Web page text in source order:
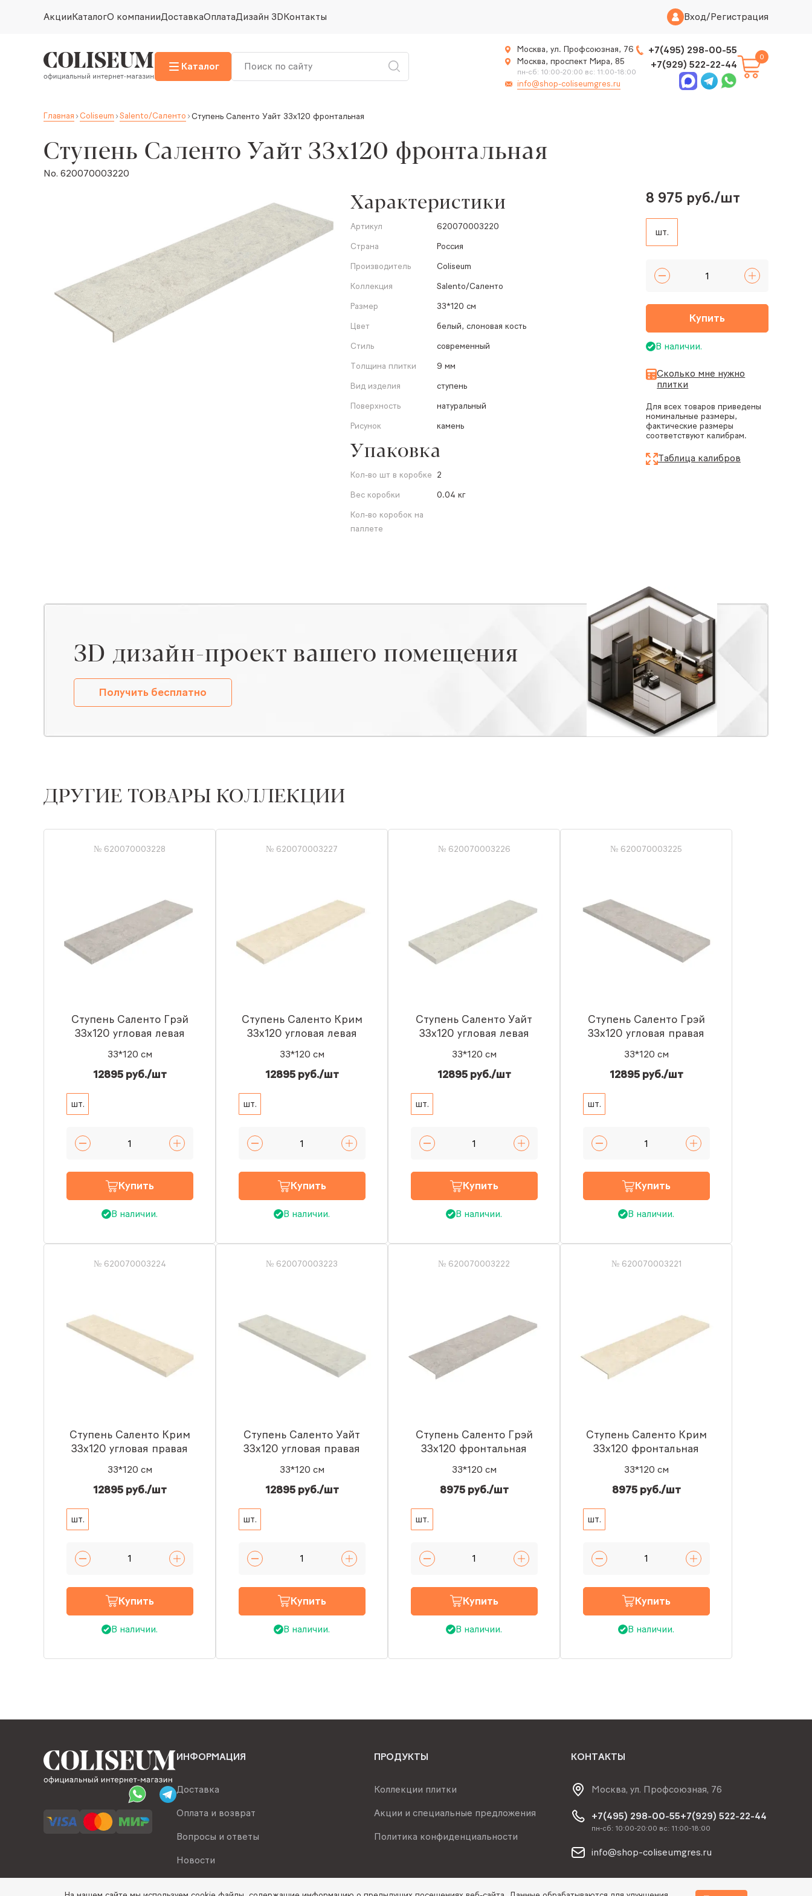
АкцииКаталогО компанииДоставкаОплатаДизайн 3DКонтакты Вход/Регистрация
Каталог
Москва, ул. Профсоюзная, 76
Москва, проспект Мира, 85
пн-сб: 10:00-20:00 вс: 11:00-18:00
info@shop-coliseumgres.ru
+7(495) 298-00-55
+7(929) 522-22-44
0
Главная Coliseum Salento/Саленто Ступень Саленто Уайт 33x120 фронтальная
Ступень Саленто Уайт 33x120 фронтальная
No. 620070003220
Характеристики
Артикул
620070003220
Страна
Россия
Производитель
Coliseum
Коллекция
Salento/Саленто
Размер
33*120 см
Цвет
белый, слоновая кость
Стиль
современный
Толщина плитки
9 мм
Вид изделия
ступень
Поверхность
натуральный
Рисунок
камень
Упаковка
Кол-во шт в коробке 2
Вес коробки
0.04 кг
Кол-во коробок на
паллете
8 975 руб./шт
шт.
Купить
В наличии.
Сколько мне нужно
плитки
Для всех товаров приведены
номинальные размеры,
фактические размеры
соответствуют калибрам.
Таблица калибров
ЗD дизайн-проект вашего помещения
Получить бесплатно
ДРУГИЕ ТОВАРЫ КОЛЛЕКЦИИ
№ 620070003228
Ступень Саленто Грэй
33x120 угловая левая
33*120 см
12895 руб./шт
шт.
Купить
В наличии.
№ 620070003227
Ступень Саленто Крим
33x120 угловая левая
33*120 см
12895 руб./шт
шт.
Купить
В наличии.
№ 620070003226
Ступень Саленто Уайт
33x120 угловая левая
33*120 см
12895 руб./шт
шт.
Купить
В наличии.
№ 620070003225
Ступень Саленто Грэй
33x120 угловая правая
33*120 см
12895 руб./шт
шт.
Купить
В наличии.
№ 620070003224
Ступень Саленто Крим
33x120 угловая правая
33*120 см
12895 руб./шт
шт.
Купить
В наличии.
№ 620070003223
Ступень Саленто Уайт
33x120 угловая правая
33*120 см
12895 руб./шт
шт.
Купить
В наличии.
№ 620070003222
Ступень Саленто Грэй
33x120 фронтальная
33*120 см
8975 руб./шт
шт.
Купить
В наличии.
№ 620070003221
Ступень Саленто Крим
33x120 фронтальная
33*120 см
8975 руб./шт
шт.
Купить
В наличии.
ИНФОРМАЦИЯ
Доставка
Оплата и возврат
Вопросы и ответы
Новости
ПРОДУКТЫ
Коллекции плитки
Акции и специальные предложения
Политика конфиденциальности
КОНТАКТЫ
Москва, ул. Профсоюзная, 76
+7(495) 298-00-55+7(929) 522-22-44
пн-сб: 10:00-20:00 вс: 11:00-18:00
info@shop-coliseumgres.ru